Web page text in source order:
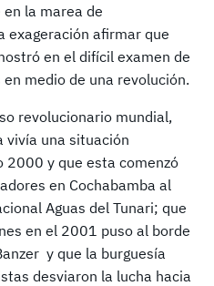
la marea de
exageración afirmar que
en el difícil examen de
medio de una revolución.
revolucionario mundial,
vivía una situación
2000 y que esta comenzó
en Cochabamba al
Aguas del Tunari; que
en el 2001 puso al borde
y que la burguesía
desviaron la lucha hacia